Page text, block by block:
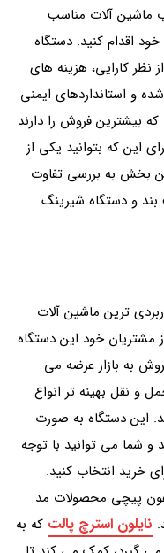
ماشین آلات مناسب
اقدام کنید. دستگاه
نظر کارایی، هزینه‌ های
و استانداردهای ایمنی
بیشترین فروش را دارند
این که بتوانید یکی از
بخش به بررسی تفاوت
و دستگاه شیرینگ
ترین ماشین آلات
مشتریان خود این دستگاه
به بازار عرضه می
و نقل بهینه‌ تر انواع
این دستگاه به صورت
و شما می توانید با توجه
خرید انتخاب کنید.
پیچی محصولات مد
نایلون استرچ پالت که به